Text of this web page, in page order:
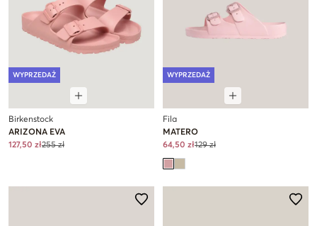
WYPRZEDAŻ
Birkenstock
ARIZONA EVA
127,50 zł255 zł
WYPRZEDAŻ
Fila
MATERO
64,50 zł129 zł